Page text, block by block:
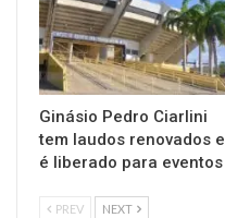
Ginásio Pedro Ciarlini
tem laudos renovados e
é liberado para eventos
PREV NEXT